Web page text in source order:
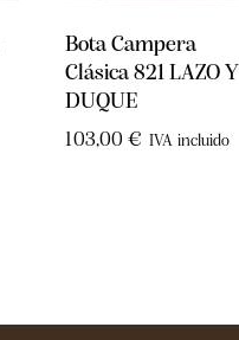
Bota Campera
Clásica 821 LAZO Y
DUQUE
103,00€ IVA incluido